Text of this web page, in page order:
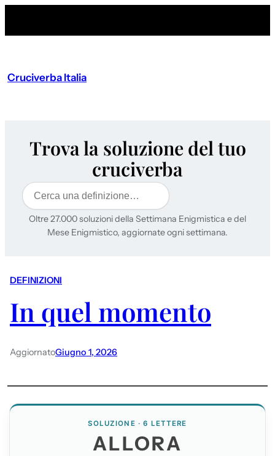
Cruciverba Italia
Trova la soluzione del tuo
cruciverba
Cerca
Oltre 27.000 soluzioni della Settimana Enigmistica e del
Mese Enigmistico, aggiornate ogni settimana.
DEFINIZIONI
In quel momento
AggiornatoGiugno 1, 2026
SOLUZIONE · 6 LETTERE
ALLORA